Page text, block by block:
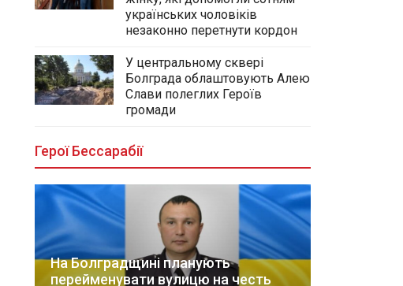
українських чоловіків
незаконно перетнути кордон
У центральному сквері
Болграда облаштовують Алею
Слави полеглих Героїв
громади
Герої Бессарабії
На Болградщині планують
перейменувати вулицю на честь